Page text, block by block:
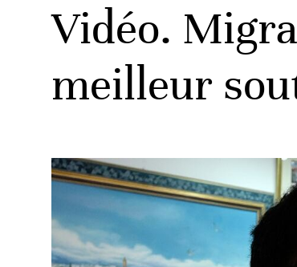
Vidéo.
meilleur